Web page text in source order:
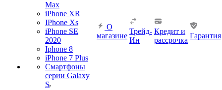
Max
iPhone XR
IPhone Xs
iPhone SE
2020
Iphone 8
iPhone 7 Plus
Смартфоны
серии Galaxy
S
О
магазине
Трейд-
Ин
Кредит и
рассрочка
Гарантия